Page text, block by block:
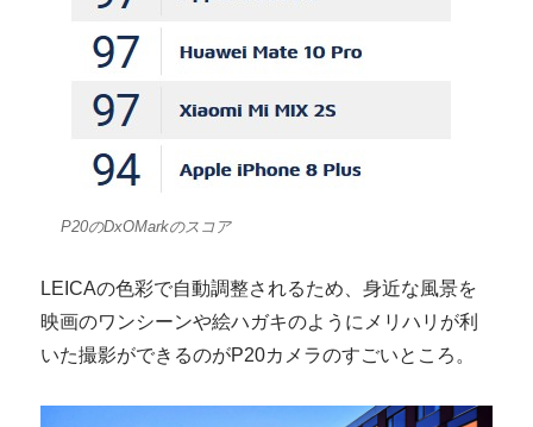
P20のDxOMarkのスコア
LEICAの色彩で自動調整されるため、身近な風景を
映画のワンシーンや絵ハガキのようにメリハリが利
いた撮影ができるのがP20カメラのすごいところ。